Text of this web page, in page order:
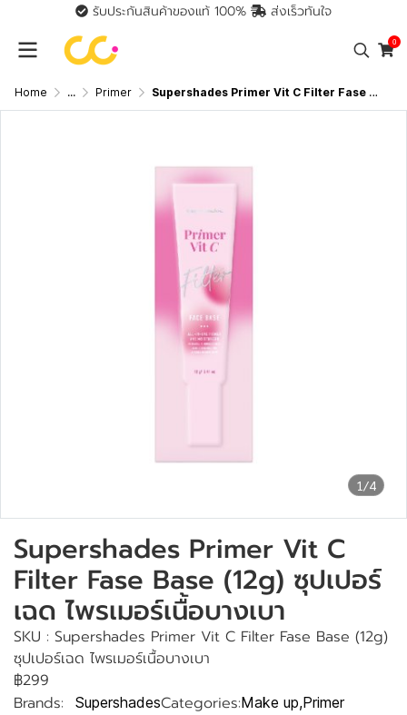
รับประกันสินค้าของแท้ 100% ส่งเร็วทันใจ
0
Home ... Primer Supershades Primer Vit C Filter Fase Base (12g) ซุปเปอร์เฉด ไพรเมอร์เนื้อบางเบา
1/4
Supershades Primer Vit C
Filter Fase Base (12g) ซุปเปอร์
เฉด ไพรเมอร์เนื้อบางเบา
SKU : Supershades Primer Vit C Filter Fase Base (12g)
ซุปเปอร์เฉด ไพรเมอร์เนื้อบางเบา
฿299
Brands:
SupershadesCategories:Make up,Primer